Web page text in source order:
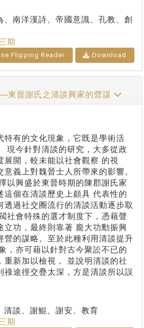
、南洋漢詩、帝國意識、孔教、創
期
Flipping Reader Download
東晉謝氏之清談興家的營謀
特有的文化現象，它既是學術活
現今針對清談的研究，大多從政
展開，較未能以社會觀察 的視
義上對魏晉士人所帶來的影響。
以興盛於東晉時期的陳郡謝氏家
這個在清談歷史上頗具 代表性的
透過社交圈流行的清談活動逐步取
社會特殊的選才制度下，憑藉聲
立功，最終則靠著 龐大功勳振興
營的謀略。至於此種利用清談提升
，亦可藉以針對古今聚訟不已的
重新加以檢視， 並說明清談的社
祿途徑交疊太深，方是清談所以誤
清談、謝鯤、謝安、教育
期